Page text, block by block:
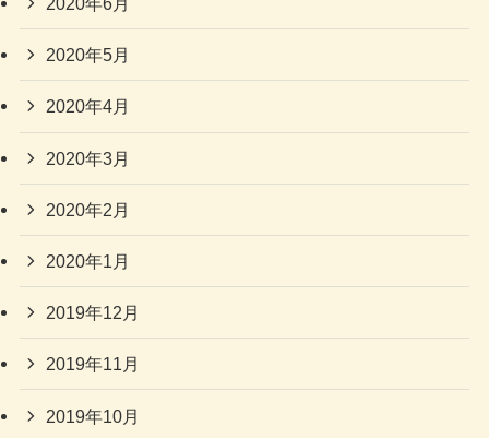
2020年5月
2020年4月
2020年3月
2020年2月
2020年1月
2019年12月
2019年11月
2019年10月